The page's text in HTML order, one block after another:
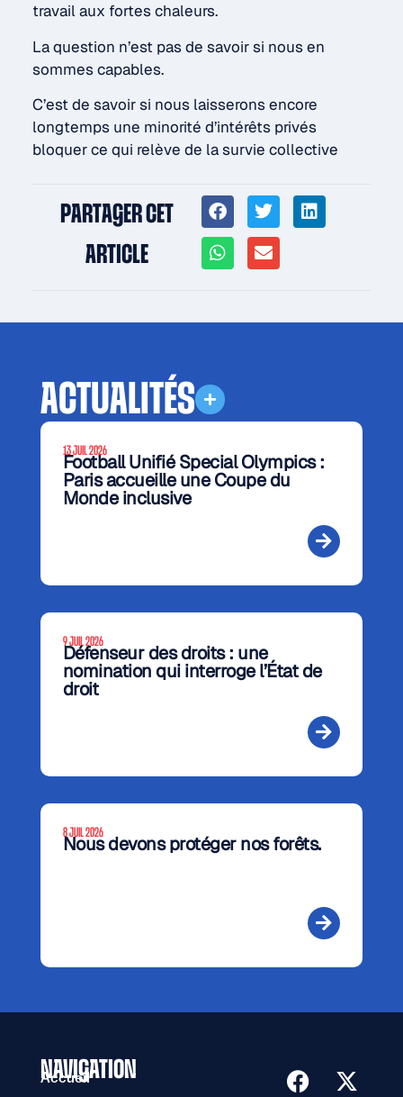
travail aux fortes chaleurs.
La question n’est pas de savoir si nous en
sommes capables.
C’est de savoir si nous laisserons encore
longtemps une minorité d’intérêts privés
bloquer ce qui relève de la survie collective
PARTAGER CET
ARTICLE
ACTUALITÉS
13 JUIL 2026
Football Unifié Special Olympics :
Paris accueille une Coupe du
Monde inclusive
9 JUIL 2026
Défenseur des droits : une
nomination qui interroge l’État de
droit
8 JUIL 2026
Nous devons protéger nos forêts.
NAVIGATION
Accueil